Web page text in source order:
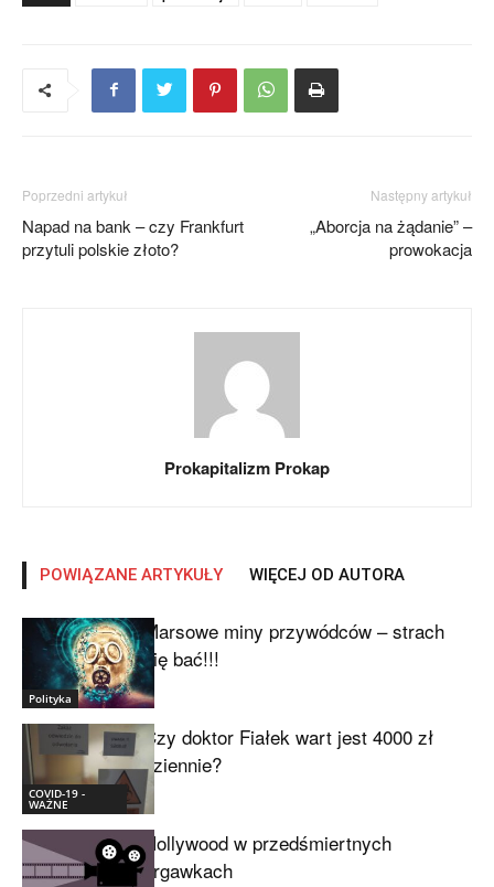
Poprzedni artykuł
Napad na bank – czy Frankfurt
przytuli polskie złoto?
Następny artykuł
„Aborcja na żądanie” –
prowokacja
Prokapitalizm Prokap
POWIĄZANE ARTYKUŁY WIĘCEJ OD AUTORA
Polityka
Marsowe miny przywódców – strach
się bać!!!
COVID-19 -
WAŻNE
Czy doktor Fiałek wart jest 4000 zł
dziennie?
Hollywood w przedśmiertnych
drgawkach